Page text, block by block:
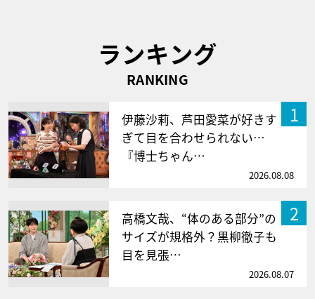
ランキング
RANKING
1
伊藤沙莉、芦田愛菜が好きす
ぎて目を合わせられない…
『博士ちゃん…
2026.08.08
2
高橋文哉、“体のある部分”の
サイズが規格外？黒柳徹子も
目を見張…
2026.08.07